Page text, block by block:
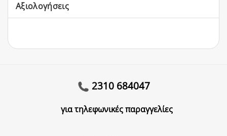
Αξιολογήσεις
2310 684047
για τηλεφωνικές παραγγελίες